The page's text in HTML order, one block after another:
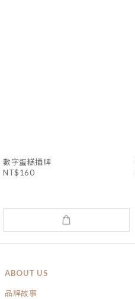
數字蛋糕插牌
NT$160
ABOUT US
品牌故事